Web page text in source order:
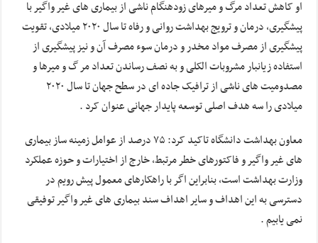
او کاهش تعداد مرگ‌ و میرهای زودهنگام ناشی از بیماری ‌های غیر واگیر با
پیشگیری، درمان و ترویج بهداشت روانی و رفاه تا سال ۲۰۲۰ میلادی، تقویت
پیشگیری از مصرف مواد مخدر و درمان سوء مصرف آن و نیز پیشگیری از
استفاده زیانبار مشروبات الکلی و به نصف رساندن تعداد مر گ و میرها و
مصدومیت‌ های ناشی از ترافیک جاده ‌ای در سطح جهان تا سال ۲۰۲۰
میلادی را سه هدف اصلی توسعه پایدار جهانی عنوان کرد .
معاون بهداشت دانشگاه تاکید کرد: ۷۵ درصد از عوامل زمینه ساز بیماری
های غیر واگیر و فاکتورهای خطر مرتبط، خارج از اختیارات و حوزه عملکرد
وزارت بهداشت است، بنابراین اگر با راهکارهای معمول پیش رویم در
دسترسی به این اهداف و سایر اهداف سند بیماری های غیر واگیر توفیقی
نمی یابیم .